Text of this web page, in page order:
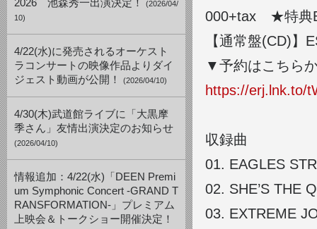
2026 池森秀一出演決定！
(2026/04/
10)
4/22(水)に発売されるオーケスト
ラコンサートの映像作品よりダイ
ジェスト動画が公開！
(2026/04/10)
4/30(木)武道館ライブに「大黒摩
季さん」友情出演決定のお知らせ
(2026/04/10)
情報追加：4/22(水)「DEEN Premi
um Symphonic Concert -GRAND T
RANSFORMATION-」プレミアム
上映会＆トークショー開催決定！
000+tax ★特典
【通常盤(CD)
▼予約はこちら
https://erj.lnk.to/
収録曲
01. EAGLES
02. SHE’S THE
03. EXTREME